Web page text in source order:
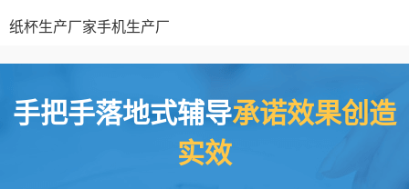
纸杯生产厂家手机生产厂
手把手落地式辅导承诺效果创造
实效